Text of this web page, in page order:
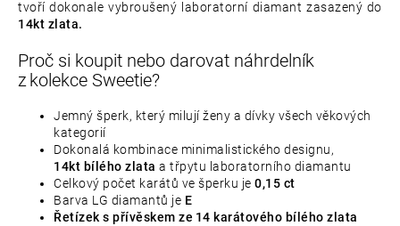
tvoří dokonale vybroušený laboratorní diamant zasazený do
14kt zlata.
Proč si koupit nebo darovat náhrdelník
z kolekce Sweetie?
Jemný šperk, který milují ženy a dívky všech věkových
kategorií
Dokonalá kombinace minimalistického designu,
14kt bílého zlata a třpytu laboratorního diamantu
Celkový počet karátů ve šperku je 0,15 ct
Barva LG diamantů je E
Řetízek s přívěskem ze 14 karátového bílého zlata